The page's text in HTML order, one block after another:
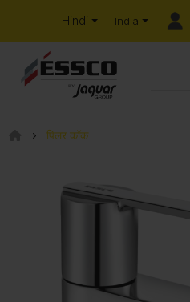
Hindi India
पिलर कॉक